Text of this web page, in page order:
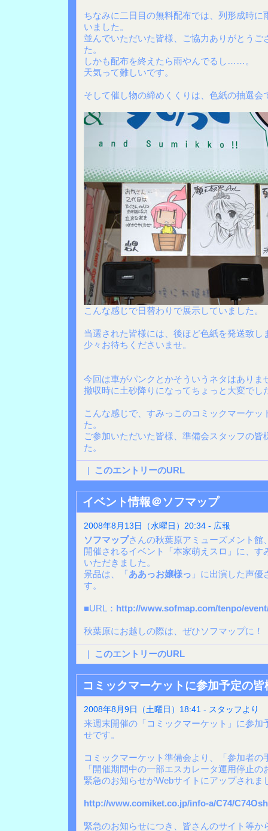
ちなみに二日目の無料配布では、列形成時に
いました。
並んでいただいた皆様、ご協力ありがとうご
た。
しかも配布を終えたら雨やんでるし……。
天気って難しいです。
そして催し物の締めくくりは、色紙の抽選会
こんな感じで日替わりで展示していました。
当選された皆様には、後ほど色紙を発送致し
少々お待ちくださいませ。
今回は車がパンクとかそういうネタはありま
撤収時に土砂降りになってちょっと大変で
こんな感じで、すみっこのコミックマーケッ
た。
ご参加いただいた皆様、準備会スタッフの皆
た。
| このエントリーのURL
イベント情報＠ソフマップ
2008年8月13日（水曜日）20:34 - 広報
ソフマップさんの秋葉原アミューズメント館
開催されるイベント「本家萌えスロ」に、す
いただきました。
景品は、「ああっお嬢様っ 」に出演した声
す。
■URL： http://www.sofmap.com/tenpo/
秋葉原にお越しの際は、ぜひソフマップに！
| このエントリーのURL
コミックマーケットに参加予定の
2008年8月9日（土曜日）18:41 - スタッフより
来週末開催の「コミックマーケット」に参加
せです。
コミックマーケット準備会より、「参加者
「開催期間中の一部エスカレータ運用停止
緊急のお知らせがWebサイトにアップされま
http://www.comiket.co.jp/info-a/C74/
緊急のお知らせにつき、皆さんのサイト等か